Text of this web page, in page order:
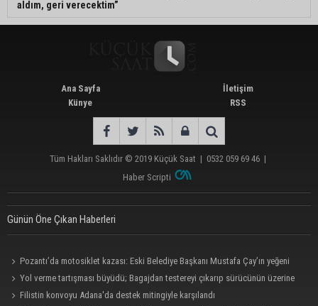
aldım, geri verecektim”
Ana Sayfa
Künye
İletişim
RSS
Tüm Hakları Saklıdır © 2019 Küçük Saat | 0532 059 69 46 |
Haber Scripti
Günün Öne Çıkan Haberleri
Pozantı’da motosiklet kazası: Eski Belediye Başkanı Mustafa Çay’ın yeğeni
hayatını kaybetti
Yol verme tartışması büyüdü; Bagajdan testereyi çıkarıp sürücünün üzerine
yürüdü
Filistin konvoyu Adana'da destek mitingiyle karşılandı